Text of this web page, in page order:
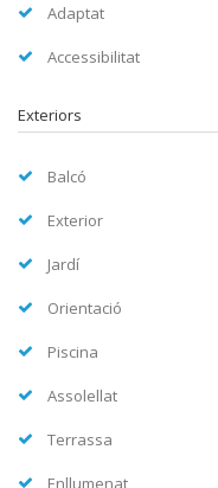
Adaptat
Accessibilitat
Exteriors
Balcó
Exterior
Jardí
Orientació
Piscina
Assolellat
Terrassa
Enllumenat